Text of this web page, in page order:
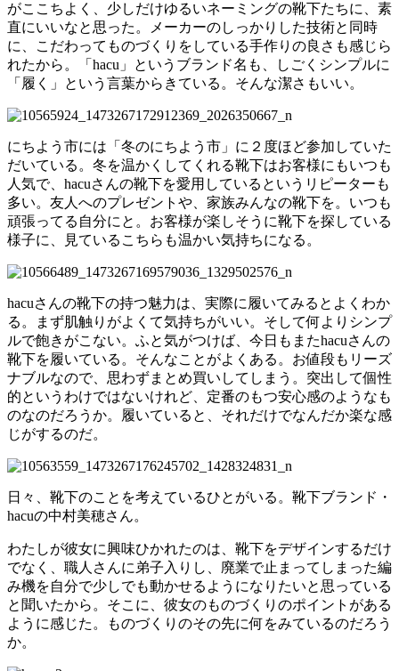
がここちよく、少しだけゆるいネーミングの靴下たちに、素
直にいいなと思った。メーカーのしっかりした技術と同時
に、こだわってものづくりをしている手作りの良さも感じら
れたから。「hacu」というブランド名も、しごくシンプルに
「履く」という言葉からきている。そんな潔さもいい。
にちよう市には「冬のにちよう市」に２度ほど参加していた
だいている。冬を温かくしてくれる靴下はお客様にもいつも
人気で、hacuさんの靴下を愛用しているというリピーターも
多い。友人へのプレゼントや、家族みんなの靴下を。いつも
頑張ってる自分にと。お客様が楽しそうに靴下を探している
様子に、見ているこちらも温かい気持ちになる。
hacuさんの靴下の持つ魅力は、実際に履いてみるとよくわか
る。まず肌触りがよくて気持ちがいい。そして何よりシンプ
ルで飽きがこない。ふと気がつけば、今日もまたhacuさんの
靴下を履いている。そんなことがよくある。お値段もリーズ
ナブルなので、思わずまとめ買いしてしまう。突出して個性
的というわけではないけれど、定番のもつ安心感のようなも
のなのだろうか。履いていると、それだけでなんだか楽な感
じがするのだ。
日々、靴下のことを考えているひとがいる。靴下ブランド・
hacuの中村美穂さん。
わたしが彼女に興味ひかれたのは、靴下をデザインするだけ
でなく、職人さんに弟子入りし、廃業で止まってしまった編
み機を自分で少しでも動かせるようになりたいと思っている
と聞いたから。そこに、彼女のものづくりのポイントがある
ように感じた。ものづくりのその先に何をみているのだろう
か。